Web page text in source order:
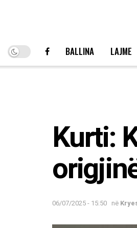
BALLINA LAJME
Kurti:
06/07/2025 - 15:50 në